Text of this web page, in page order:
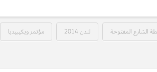
الشارع المفتوحة لندن 2014 مؤتمر ويكيبيديا